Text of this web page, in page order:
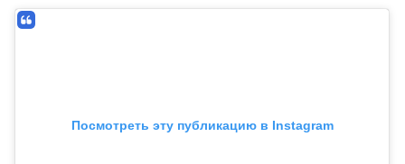
Посмотреть эту публикацию в Instagram